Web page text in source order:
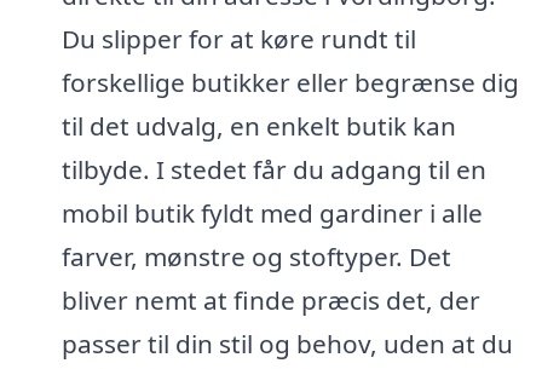
Du slipper for at køre rundt til
forskellige butikker eller begrænse dig
til det udvalg, en enkelt butik kan
tilbyde. I stedet får du adgang til en
mobil butik fyldt med gardiner i alle
farver, mønstre og stoftyper. Det
bliver nemt at finde præcis det, der
passer til din stil og behov, uden at du